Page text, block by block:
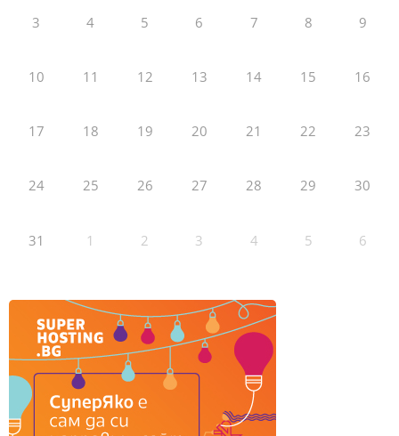
3 4 5 6 7 8 9
10 11 12 13 14 15 16
17 18 19 20 21 22 23
24 25 26 27 28 29 30
31 1 2 3 4 5 6